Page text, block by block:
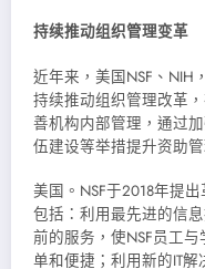
持续推动组织管理变革
近年来，美国NSF、NIH
持续推动组织管理改革
善机构内部管理，通过
伍建设等举措提升资助管
美国。NSF于2018年提
包括：利用最先进的信
前的服务，使NSF员工
单和便捷；利用新的IT